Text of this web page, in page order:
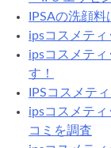
IPSAの洗顔
ipsコスメテ
ipsコスメテ
す！
IPSコスメテ
ipsコスメテ
コミを調査